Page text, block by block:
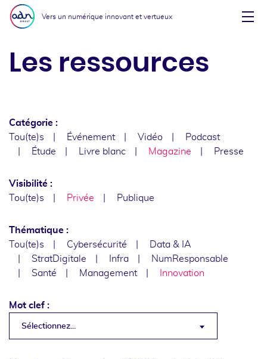
Aller au menu
Aller au contenu
Vers un numérique innovant et vertueux
Les ressources
Catégorie :
Tou(te)s
Événement Vidéo
Podcast
Étude
Livre blanc Magazine Presse
Visibilité :
Tou(te)s
Privée Publique
Thématique :
Tou(te)s
Cybersécurité
Data & IA
StratDigitale
Infra
NumResponsable
Santé
Management Innovation
Mot clef :
Sélectionnez...